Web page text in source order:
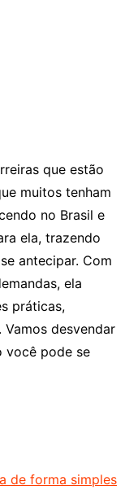
que estão
muitos tenham
no Brasil e
ela, trazendo
antecipar. Com
ela
práticas,
desvendar
você pode se
de forma simples